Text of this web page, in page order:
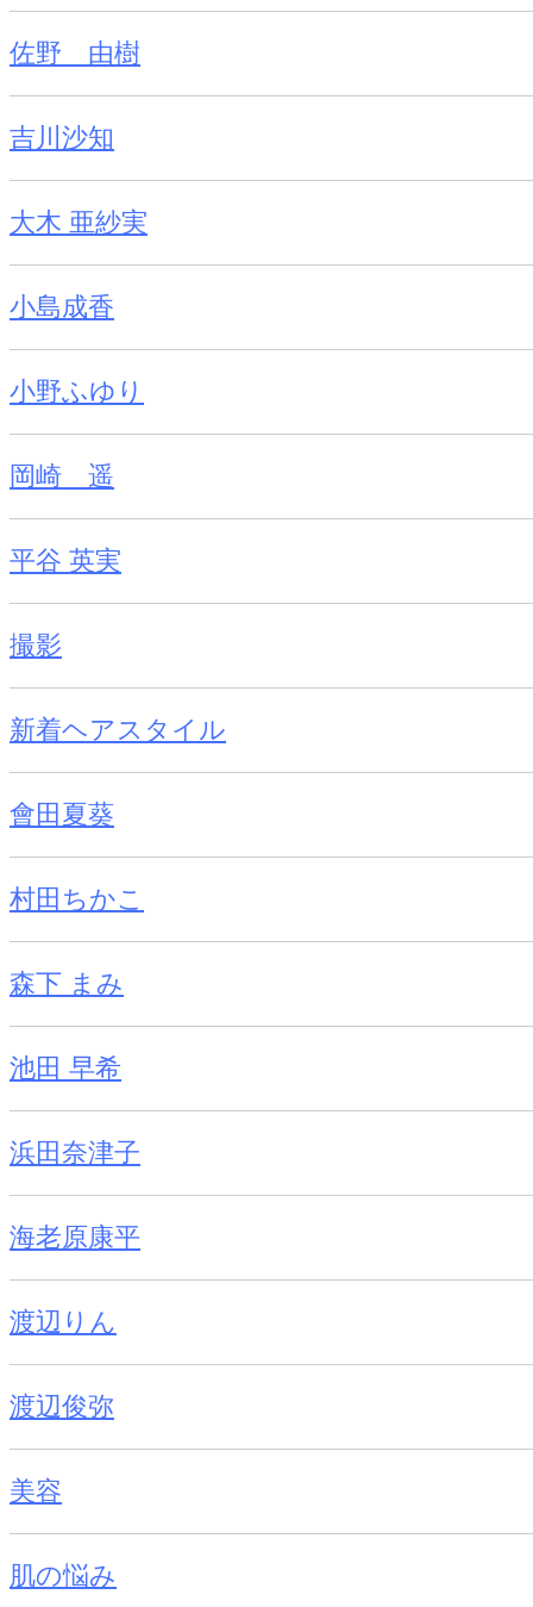
佐野 由樹
吉川沙知
大木 亜紗実
小島成香
小野ふゆり
岡崎 遥
平谷 英実
撮影
新着ヘアスタイル
會田夏葵
村田ちかこ
森下 まみ
池田 早希
浜田奈津子
海老原康平
渡辺りん
渡辺俊弥
美容
肌の悩み